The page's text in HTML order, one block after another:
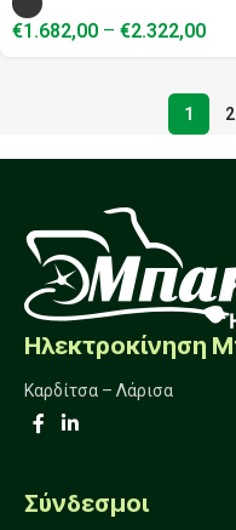
€1.682,00 – €2.322,00
1 2
Ηλεκτροκίνηση
Καρδίτσα – Λάρισα
Σύνδεσμοι